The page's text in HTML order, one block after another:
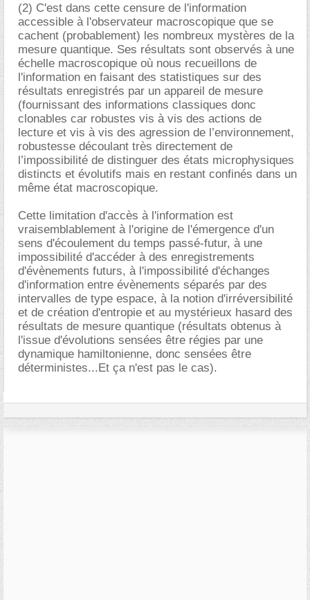
(2) C'est dans cette censure de l'information
accessible à l'observateur macroscopique que se
cachent (probablement) les nombreux mystères de la
mesure quantique. Ses résultats sont observés à une
échelle macroscopique où nous recueillons de
l'information en faisant des statistiques sur des
résultats enregistrés par un appareil de mesure
(fournissant des informations classiques donc
clonables car robustes vis à vis des actions de
lecture et vis à vis des agression de l’environnement,
robustesse découlant très directement de
l’impossibilité de distinguer des états microphysiques
distincts et évolutifs mais en restant confinés dans un
même état macroscopique.
Cette limitation d'accès à l'information est
vraisemblablement à l'origine de l'émergence d'un
sens d'écoulement du temps passé-futur, à une
impossibilité d'accéder à des enregistrements
d'évènements futurs, à l'impossibilité d'échanges
d'information entre évènements séparés par des
intervalles de type espace, à la notion d'irréversibilité
et de création d'entropie et au mystérieux hasard des
résultats de mesure quantique (résultats obtenus à
l'issue d'évolutions sensées être régies par une
dynamique hamiltonienne, donc sensées être
déterministes...Et ça n'est pas le cas).